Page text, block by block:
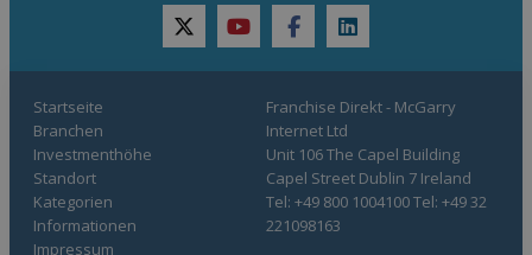
twitteryoutubefacebooklinkedin
Startseite
Branchen
Investmenthöhe
Standort
Kategorien
Informationen
Impressum
Franchise Direkt - McGarry
Internet Ltd
Unit 106 The Capel Building
Capel Street Dublin 7 Ireland
Tel: +49 800 1004100 Tel: +49 32
221098163